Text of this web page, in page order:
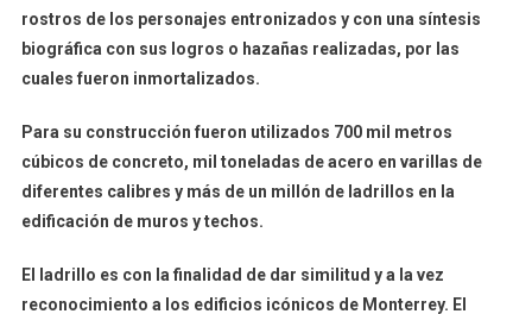
rostros de los personajes entronizados y con una síntesis
biográfica con sus logros o hazañas realizadas, por las
cuales fueron inmortalizados.
Para su construcción fueron utilizados 700 mil metros
cúbicos de concreto, mil toneladas de acero en varillas de
diferentes calibres y más de un millón de ladrillos en la
edificación de muros y techos.
El ladrillo es con la finalidad de dar similitud y a la vez
reconocimiento a los edificios icónicos de Monterrey. El